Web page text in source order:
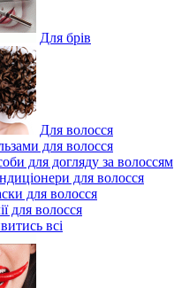
Для брів
Для волосся
для волосся
для догляду за волоссям
для волосся
для волосся
для волосся
всі